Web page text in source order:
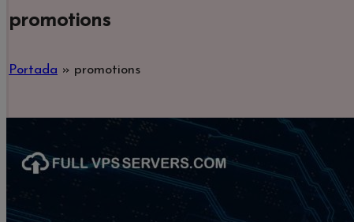
promotions
Portada » promotions